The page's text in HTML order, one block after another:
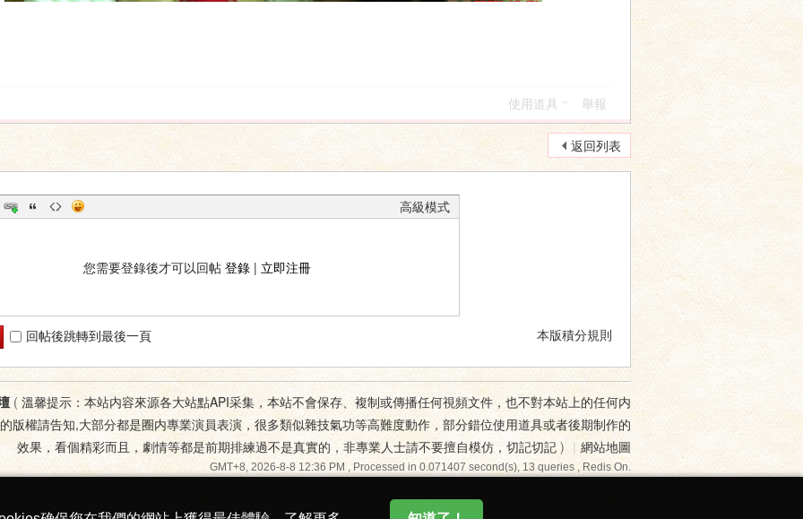
使用道具 舉報
返回列表
高級模式
您需要登錄後才可以回帖 登錄| 立即注冊
本版積分規則
回帖後跳轉到最後一頁
( 溫馨提示：本站内容來源各大站點API采集，本站不會保存、複制或傳播任何視頻文件，也不對本站上的任何内
版權請告知,大部分都是圈内專業演員表演，很多類似雜技氣功等高難度動作，部分錯位使用道具或者後期制作的
效果，看個精彩而且，劇情等都是前期排練過不是真實的，非專業人士請不要擅自模仿，切記切記) | 網站地圖
GMT+8, 2026-8-8 12:36 PM , Processed in 0.071407 second(s), 13 queries , Redis On.